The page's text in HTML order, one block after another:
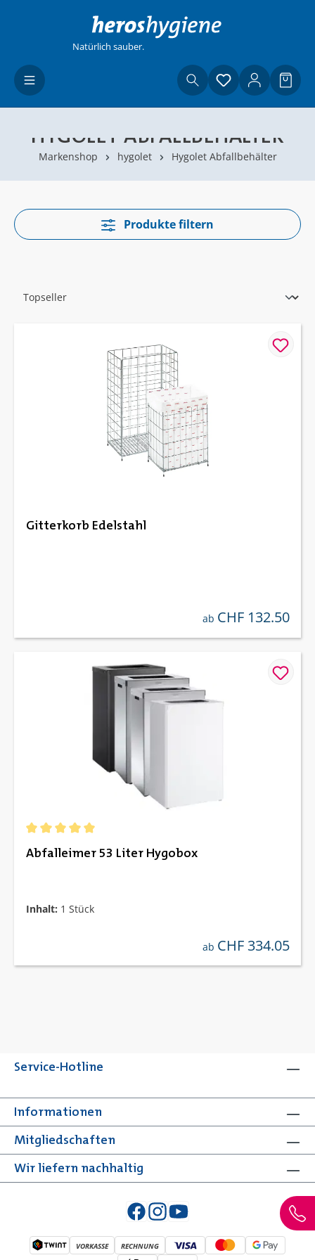
Zum Hauptinhalt springen
Natürlich sauber.
Du hast 0
HYGOLET ABFALLBEHÄLTER
Markenshop hygolet Hygolet Abfallbehälter
Produkte filtern
Gitterkorb Edelstahl
regulärer preis:
ab CHF 132.50
Abfalleimer 53 Liter Hygobox
Inhalt: 1 Stück
regulärer preis:
ab CHF 334.05
Service-Hotline
Mitgliedschaften
Informationen
Wir liefern nachhaltig
VORKASSE RECHNUNG